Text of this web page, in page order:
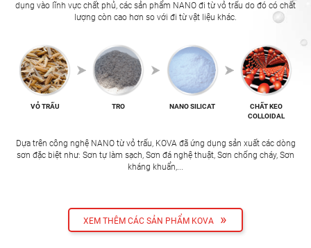
dụng vào lĩnh vực chất phủ, các sản phẩm NANO đi từ vỏ trấu do đó có chất
lượng còn cao hơn so với đi từ vật liệu khác.
VỎ TRẤU TRO NANO SILICAT
CHẤT KEO
COLLOIDAL
Dựa trên công nghệ NANO từ vỏ trấu, KOVA đã ứng dụng sản xuất các dòng
sơn đặc biệt như: Sơn tự làm sạch, Sơn đá nghệ thuật, Sơn chống cháy, Sơn
kháng khuẩn,...
XEM THÊM CÁC SẢN PHẨM KOVA »